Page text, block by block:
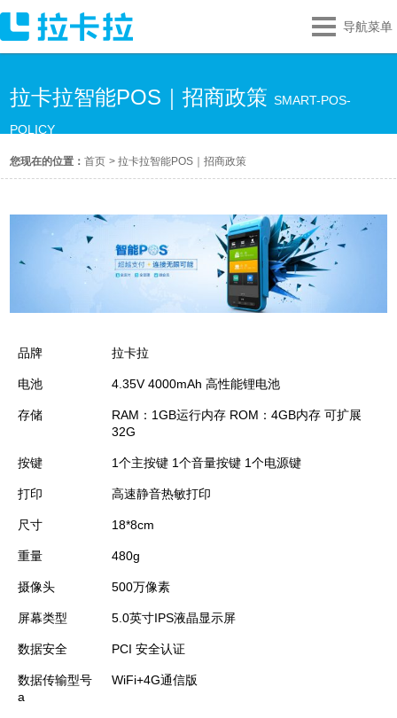
导航菜单
拉卡拉智能POS｜招商政策SMART-POS-
POLICY
您现在的位置：首页 >拉卡拉智能POS｜招商政策
品牌 拉卡拉
电池 4.35V 4000mAh 高性能锂电池
存储
RAM：1GB运行内存 ROM：4GB内存 可扩展
32G
按键 1个主按键 1个音量按键 1个电源键
打印 高速静音热敏打印
尺寸 18*8cm
重量 480g
摄像头 500万像素
屏幕类型 5.0英寸IPS液晶显示屏
数据安全 PCI 安全认证
数据传输型号
a
WiFi+4G通信版